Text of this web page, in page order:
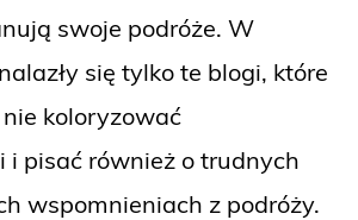
swoje podróże. W
się tylko te blogi, które
koloryzować
i pisać również o trudnych
wspomnieniach z podróży.